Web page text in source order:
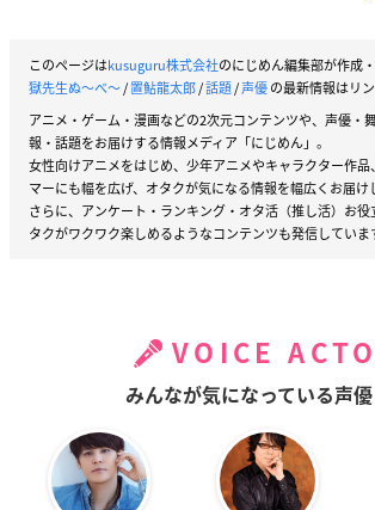
このページはkusuguru株式会社のにじめん編集部が作成
獄先生ぬ〜べ〜/置鮎龍太郎/話題/声優の最新情報はリ
アニメ・ゲーム・漫画などの2次元コンテンツや、声優・
報・話題をお届けする情報メディア「にじめん」。
女性向けアニメをはじめ、少年アニメやキャラクター作
マーにも幅を広げ、オタクが気になる情報を幅広くお届け
さらに、アンケート・ランキング・オタ活（推し活）お役
タクがワクワク楽しめるようなコンテンツも発信していま
VOICE
みんなが気になっている声